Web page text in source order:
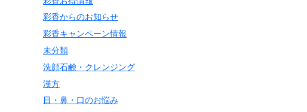
彩香からのお知らせ
彩香キャンペーン情報
未分類
洗顔石鹸・クレンジング
漢方
目・鼻・口のお悩み